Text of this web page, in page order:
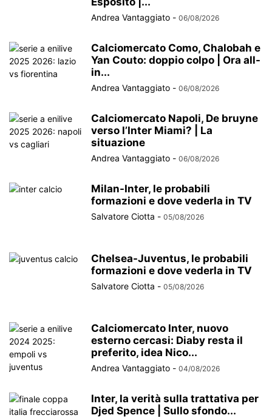
Andrea Vantaggiato - 06/08/2026
Calciomercato Como, Chalobah e
Yan Couto: doppio colpo | Ora all-
in...
Andrea Vantaggiato - 06/08/2026
Calciomercato Napoli, De bruyne
verso l’Inter Miami? | La
situazione
Andrea Vantaggiato - 06/08/2026
Milan-Inter, le probabili
formazioni e dove vederla in TV
Salvatore Ciotta - 05/08/2026
Chelsea-Juventus, le probabili
formazioni e dove vederla in TV
Salvatore Ciotta - 05/08/2026
Calciomercato Inter, nuovo
esterno cercasi: Diaby resta il
preferito, idea Nico...
Andrea Vantaggiato - 04/08/2026
Inter, la verità sulla trattativa per
Djed Spence | Sullo sfondo...